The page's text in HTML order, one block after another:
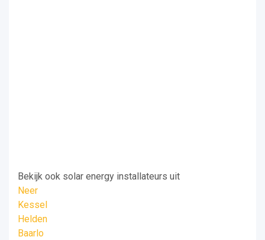
Bekijk ook solar energy installateurs uit
Neer
Kessel
Helden
Baarlo